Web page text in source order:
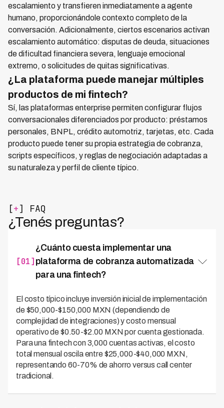
escalamiento y transfieren inmediatamente a agente
humano, proporcionándole contexto completo de la
conversación. Adicionalmente, ciertos escenarios activan
escalamiento automático: disputas de deuda, situaciones
de dificultad financiera severa, lenguaje emocional
extremo, o solicitudes de quitas significativas.
¿La plataforma puede manejar múltiples
productos de mi fintech?
Sí, las plataformas enterprise permiten configurar flujos
conversacionales diferenciados por producto: préstamos
personales, BNPL, crédito automotriz, tarjetas, etc. Cada
producto puede tener su propia estrategia de cobranza,
scripts específicos, y reglas de negociación adaptadas a
su naturaleza y perfil de cliente típico.
[+] FAQ
¿Tenés preguntas?
[01]
¿Cuánto cuesta implementar una
plataforma de cobranza automatizada
para una fintech?
El costo típico incluye inversión inicial de implementación
de $50,000-$150,000 MXN (dependiendo de
complejidad de integraciones) y costo mensual
operativo de $0.50-$2.00 MXN por cuenta gestionada.
Para una fintech con 3,000 cuentas activas, el costo
total mensual oscila entre $25,000-$40,000 MXN,
representando 60-70% de ahorro versus call center
tradicional.